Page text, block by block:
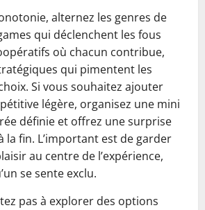
alternez les genres de
qui déclenchent les fous
où chacun contribue,
qui pimentent les
Si vous souhaitez ajouter
légère, organisez une mini
définie et offrez une surprise
la fin. L’important est de garder
au centre de l’expérience,
se sente exclu.
pas à explorer des options